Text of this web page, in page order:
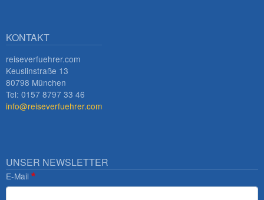
KONTAKT
reiseverfuehrer.com
Keuslinstraße 13
80798 München
Tel: 0157 8797 33 46
info@reiseverfuehrer.com
UNSER NEWSLETTER
E-Mail